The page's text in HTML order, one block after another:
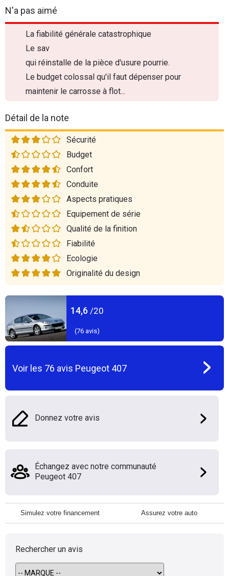
N'a pas aimé
La fiabilité générale catastrophique
Le sav
qui réinstalle de la pièce d'usure pourrie.
Le budget colossal qu'il faut dépenser pour
maintenir le carrosse à flot...
Détail de la note
Sécurité
Budget
Confort
Conduite
Aspects pratiques
Equipement de série
Qualité de la finition
Fiabilité
Ecologie
Originalité du design
14,6 /20
(76 avis)
Voir les 76 avis Peugeot 407
Donnez votre avis
Échangez avec notre communauté
Peugeot 407
Simulez votre financement Assurez votre auto
Rechercher un avis